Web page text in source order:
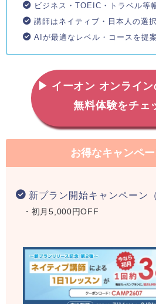
ビジネス・TOEIC・トラベル等
講師はネイティブ・日本人の選
AIが最適なレベル・コースを提案
▶ イーオン オンライン
無料体験をチェ
お得なキャンペ
新プラン開始キャンペーン
・初月5,000円OFF